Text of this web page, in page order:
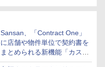
Sansan、「Contract One」
に店舗や物件単位で契約書を
まとめられる新機能「カスタ
ム契約ツリー」を追加